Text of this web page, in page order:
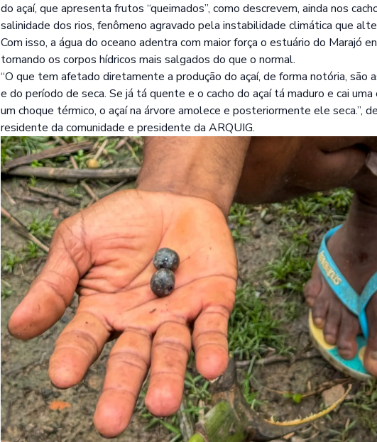
do açaí, que apresenta frutos “queimados”, como descrevem, ainda nos
salinidade dos rios, fenômeno agravado pela instabilidade climática que
Com isso, a água do oceano adentra com maior força o estuário do Marajó
tornando os corpos hídricos mais salgados do que o normal.
“O que tem afetado diretamente a produção do açaí, de forma notória, são
e do período de seca. Se já tá quente e o cacho do açaí tá maduro e cai
um choque térmico, o açaí na árvore amolece e posteriormente ele seca.”,
residente da comunidade e presidente da ARQUIG.